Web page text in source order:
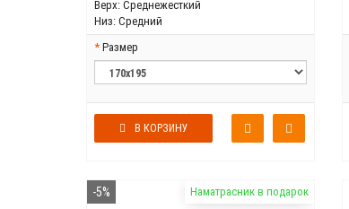
Верх: Среднежесткий
Низ: Средний
Размер
В КОРЗИНУ
Наматрасник в подарок
-5%